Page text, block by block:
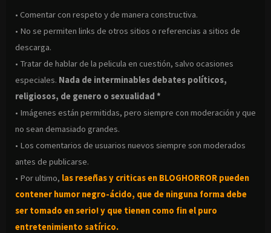
• Comentar con respeto y de manera constructiva.
• No se permiten links de otros sitios o referencias a sitios de
descarga.
• Tratar de hablar de la pelicula en cuestión, salvo ocasiones
especiales. Nada de interminables debates políticos,
religiosos, de genero o sexualidad *
• Imágenes están permitidas, pero siempre con moderación y que
no sean demasiado grandes.
• Los comentarios de usuarios nuevos siempre son moderados
antes de publicarse.
• Por ultimo, las reseñas y criticas en BLOGHORROR pueden
contener humor negro-ácido, que de ninguna forma debe
ser tomado en serio! y que tienen como fin el puro
entretenimiento satírico.